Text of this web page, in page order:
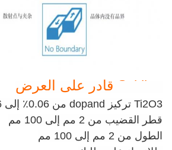
Scitlion قادر على العرض
Ti2O3 تركيز dopand من 0.06٪ إلى 0.26٪ (atm٪)
قطر القضيب من 2 مم إلى 100 مم
الطول من 2 مم إلى 100 مم